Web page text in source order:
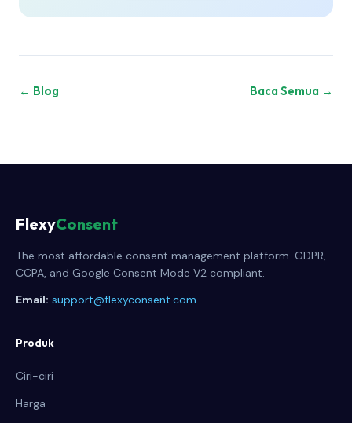
← Blog Baca Semua →
FlexyConsent
The most affordable consent management platform. GDPR,
CCPA, and Google Consent Mode V2 compliant.
Email: support@flexyconsent.com
Produk
Ciri-ciri
Harga